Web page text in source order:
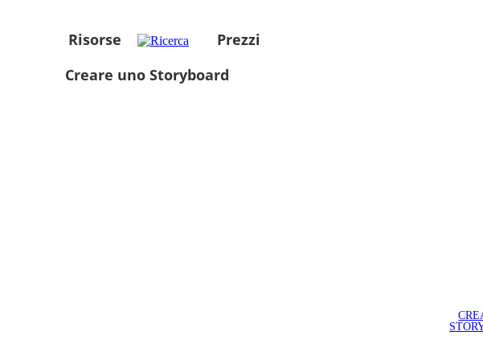
Risorse
Prezzi
Creare uno Storyboard